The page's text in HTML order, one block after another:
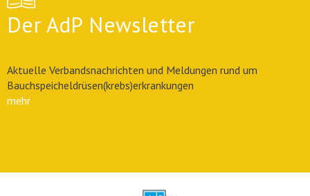
Der AdP Newsletter
Aktuelle Verbandsnachrichten und Meldungen rund um
Bauchspeicheldrüsen(krebs)erkrankungen
mehr